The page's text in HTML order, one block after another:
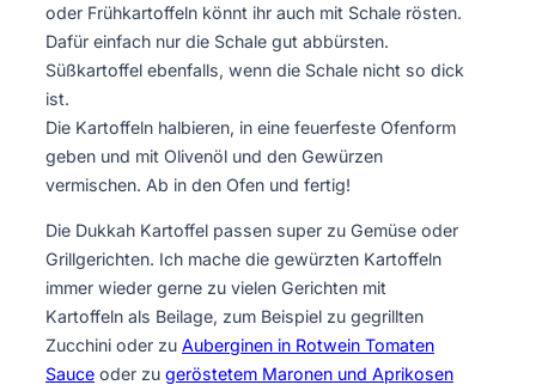
oder Frühkartoffeln könnt ihr auch mit Schale rösten.
Dafür einfach nur die Schale gut abbürsten.
Süßkartoffel ebenfalls, wenn die Schale nicht so dick
ist.
Die Kartoffeln halbieren, in eine feuerfeste Ofenform
geben und mit Olivenöl und den Gewürzen
vermischen. Ab in den Ofen und fertig!
Die Dukkah Kartoffel passen super zu Gemüse oder
Grillgerichten. Ich mache die gewürzten Kartoffeln
immer wieder gerne zu vielen Gerichten mit
Kartoffeln als Beilage, zum Beispiel zu gegrillten
Zucchini oder zu Auberginen in Rotwein Tomaten
Sauce oder zu geröstetem Maronen und Aprikosen